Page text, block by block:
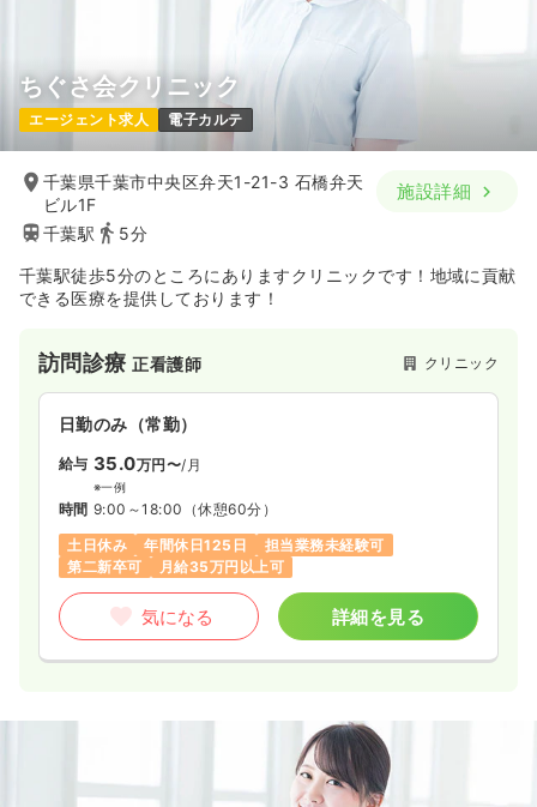
ちぐさ会クリニック
エージェント求人 電子カルテ
千葉県千葉市中央区弁天1-21-3 石橋弁天
ビル1F
千葉駅
5分
施設詳細
千葉駅徒歩5分のところにありますクリニックです！地域に貢献
できる医療を提供しております！
訪問診療正看護師 クリニック
日勤のみ（常勤）
給与 35.0万円〜/月
※一例
時間 9:00～18:00 （休憩60分）
土日休み
年間休日125日
担当業務未経験可
第二新卒可
月給35万円以上可
気になる 詳細を見る